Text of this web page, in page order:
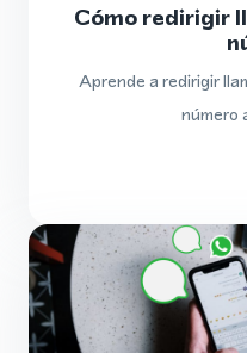
Cómo redirigir
Aprende a redirigir
número